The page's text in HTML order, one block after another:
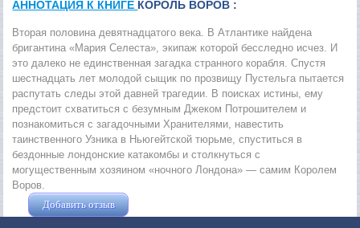
АННОТАЦИЯ К КНИГЕ КОРОЛЬ ВОРОВ :
Вторая половина девятнадцатого века. В Атлантике найдена
бригантина «Мария Селеста», экипаж которой бесследно исчез. И
это далеко не единственная загадка странного корабля. Спустя
шестнадцать лет молодой сыщик по прозвищу Пустельга пытается
распутать следы этой давней трагедии. В поисках истины, ему
предстоит схватиться с безумным Джеком Потрошителем и
познакомиться с загадочными Хранителями, навестить
таинственного Узника в Ньюгейтской тюрьме, спуститься в
бездонные лондонские катакомбы и столкнуться с
могущественным хозяином «ночного Лондона» — самим Королем
Воров.
Добавить отзыв